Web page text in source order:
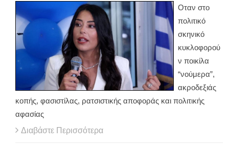
Οταν στο
πολιτικό
σκηνικό
κυκλοφορού
ν ποικίλα
“νούμερα”,
ακροδεξιάς
κοπής, φασιστίλας, ρατσιστικής αποφοράς και πολιτικής
αφασίας
Διαβάστε Περισσότερα